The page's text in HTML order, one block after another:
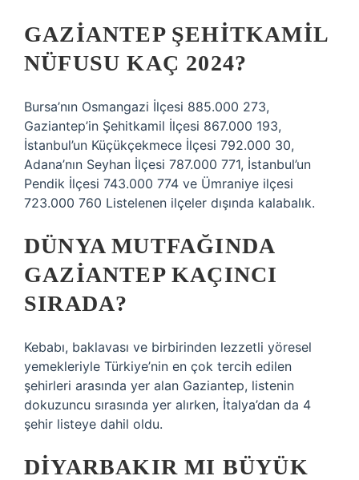
GAZIANTEP ŞEHITKAMIL
NÜFUSU KAÇ 2024?
Bursa’nın Osmangazi İlçesi 885.000 273,
Gaziantep’in Şehitkamil İlçesi 867.000 193,
İstanbul’un Küçükçekmece İlçesi 792.000 30,
Adana’nın Seyhan İlçesi 787.000 771, İstanbul’un
Pendik İlçesi 743.000 774 ve Ümraniye ilçesi
723.000 760 Listelenen ilçeler dışında kalabalık.
DÜNYA MUTFAĞINDA
GAZIANTEP KAÇINCI
SIRADA?
Kebabı, baklavası ve birbirinden lezzetli yöresel
yemekleriyle Türkiye’nin en çok tercih edilen
şehirleri arasında yer alan Gaziantep, listenin
dokuzuncu sırasında yer alırken, İtalya’dan da 4
şehir listeye dahil oldu.
DIYARBAKIR MI BÜYÜK